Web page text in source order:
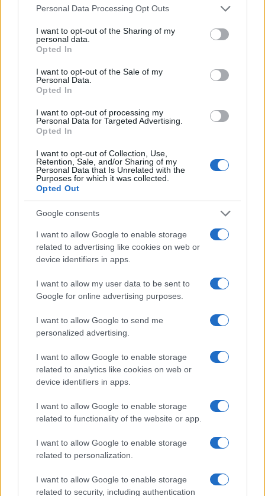
Please note that this website/app uses one or more Google
not limited to your visit or usage behaviour. You may click to
grant or deny consent to Google and its third-party tags to
use your data for below specified purposes in below Google
consent section.
Personal Data Processing Opt Outs
I want to opt-out of the Sharing of my
personal data.
Opted In
I want to opt-out of the Sale of my
Personal Data.
Opted In
I want to opt-out of processing my
Personal Data for Targeted Advertising.
Opted In
I want to opt-out of Collection, Use,
Retention, Sale, and/or Sharing of my
Personal Data that Is Unrelated with the
Purposes for which it was collected.
Opted Out
Google consents
I want to allow Google to enable storage
related to advertising like cookies on web or
device identifiers in apps.
I want to allow my user data to be sent to
Google for online advertising purposes.
I want to allow Google to send me
personalized advertising.
I want to allow Google to enable storage
related to analytics like cookies on web or
device identifiers in apps.
I want to allow Google to enable storage
related to functionality of the website or app.
I want to allow Google to enable storage
related to personalization.
I want to allow Google to enable storage
related to security, including authentication
Ευρωπαϊκό Κορασίδων:
Άνετη νίκη της Ελλάδας
στην πρεμιέρα, 78-36 την
Ιρλανδία
Γιαννακόπουλος: «Όταν σου
ρίχνουν μια πέτρα, τους
ΕΛΣΤΑΤ: Στο 3,4% υποχώρησε ο πληθωρισμός τον Ιούλιο
ευρώ σε 843 μέσα
ενημέρωσης- Ξεκίνησε το
ενίσχυσης του Τύπου
ευρώ – Καθαρά κέρδη 313
εκατ. ευρώ
Η Chery επενδύει 75 εκατ. δολάρια στην KG Mobility
Το FIAT 500 Hybrid τώρα
από 18.990 ευρώ